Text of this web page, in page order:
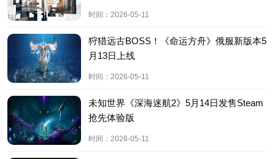
时间： 2026-05-11
狩猎远古BOSS！《命运方舟》俄服新版本5
月13日上线
时间： 2026-05-11
未知世界《深海迷航2》5月14日发售Steam
抢先体验版
时间： 2026-05-11